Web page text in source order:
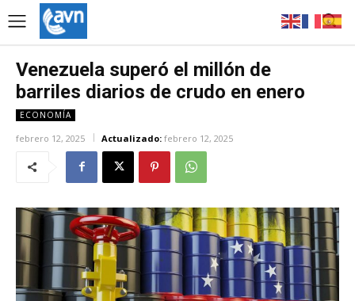
Venezuela superó el millón de
barriles diarios de crudo en enero
ECONOMÍA
febrero 12, 2025 Actualizado: febrero 12, 2025